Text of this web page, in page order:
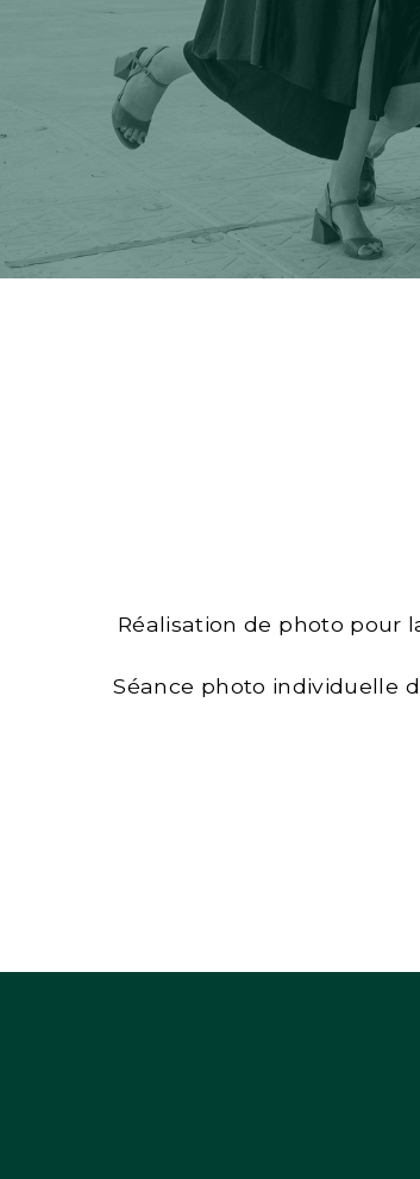
Réalisation de photo pour
Séance photo individuelle